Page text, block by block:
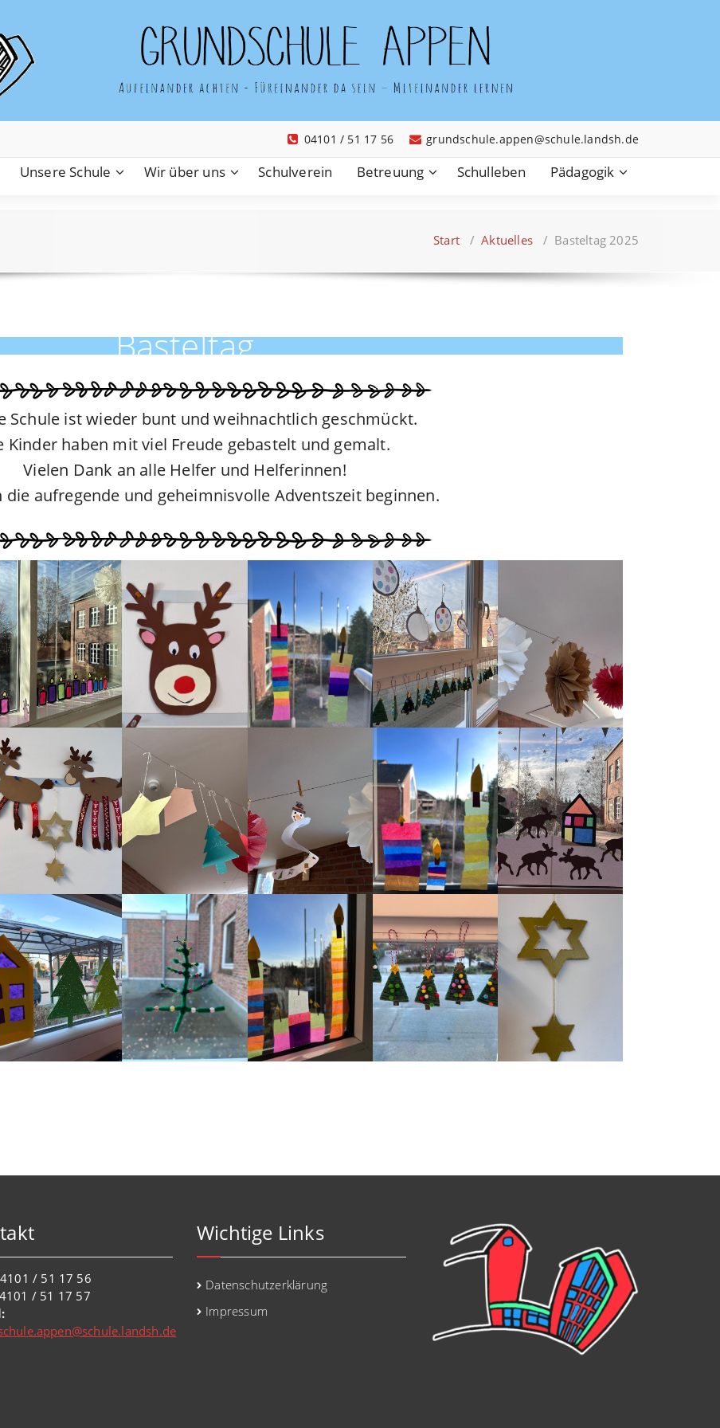
grundschule.appen@schule.landsh.de
04101 / 51 17 56
Unsere Schule Wir über uns Schulverein Betreuung Schulleben Pädagogik
Start/Aktuelles/ Basteltag 2025
Basteltag
Schule ist wieder bunt und weihnachtlich geschmückt.
Kinder haben mit viel Freude gebastelt und gemalt.
Vielen Dank an alle Helfer und Helferinnen!
die aufregende und geheimnisvolle Adventszeit beginnen.
/ 51 17 56
/ 51 17 57
Wichtige Links
Datenschutzerklärung
Impressum